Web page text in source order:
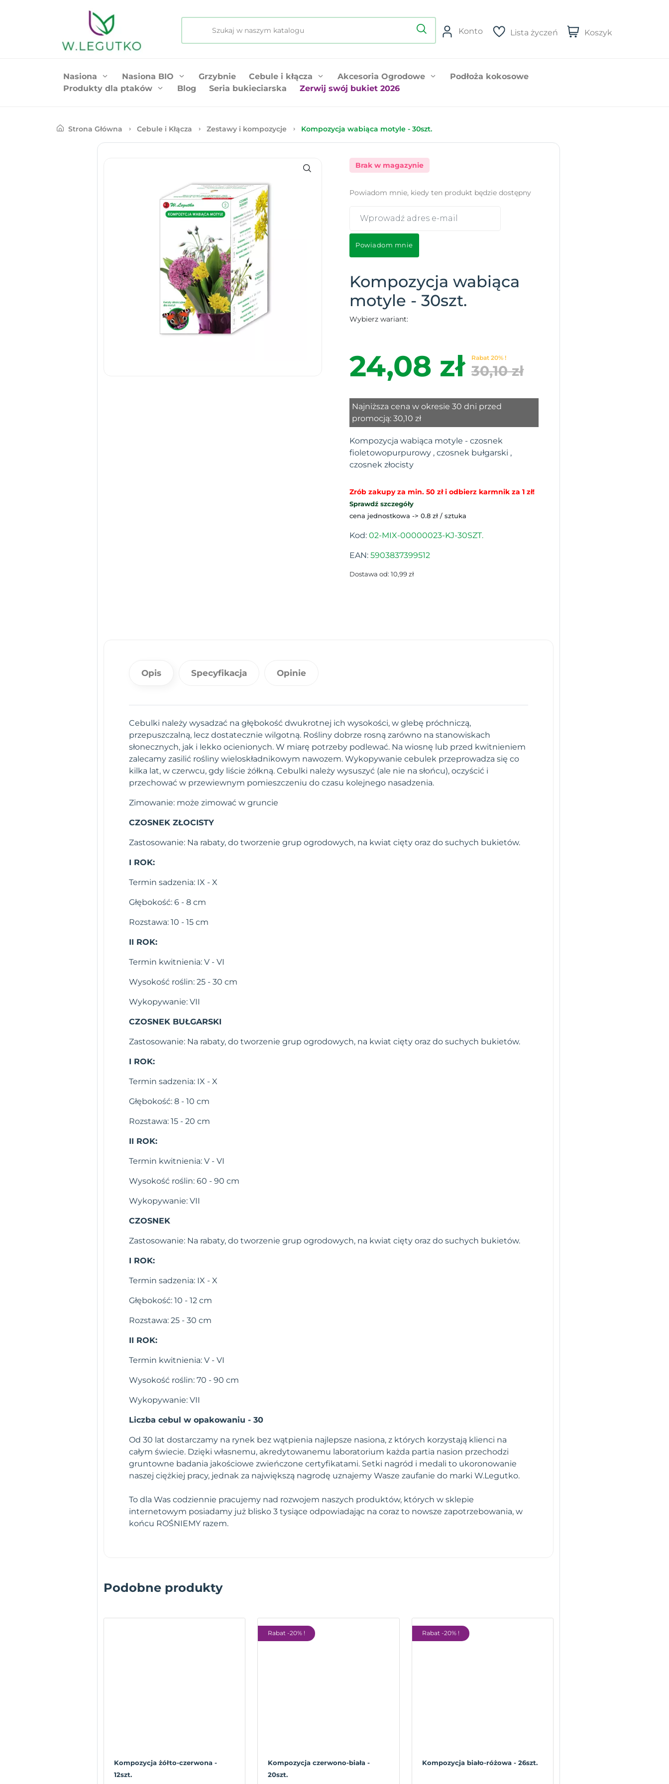
Konto Lista życzeń Koszyk
Nasiona Nasiona BIO Grzybnie Cebule i kłącza Akcesoria Ogrodowe
Podłoża kokosowe
Produkty dla ptaków
Blog Seria bukieciarska Zerwij swój bukiet 2026
Strona Główna Cebule i Kłącza Zestawy i kompozycje Kompozycja wabiąca motyle - 30szt.
Brak w magazynie
Powiadom mnie, kiedy ten produkt będzie dostępny
Powiadom mnie
Kompozycja wabiąca
motyle - 30szt.
Wybierz wariant:
24,08 zł Rabat 20% !
30,10 zł
Najniższa cena w okresie 30 dni przed
promocją: 30,10 zł
Kompozycja wabiąca motyle - czosnek
fioletowopurpurowy , czosnek bułgarski ,
czosnek złocisty
Zrób zakupy za min. 50 zł i odbierz karmnik za 1 zł!
Sprawdź szczegóły
cena jednostkowa -> 0.8 zł / sztuka
Kod: 02-MIX-00000023-KJ-30SZT.
EAN: 5903837399512
Dostawa od: 10,99 zł
Opis Specyfikacja Opinie
Cebulki należy wysadzać na głębokość dwukrotnej ich wysokości, w glebę próchniczą,
przepuszczalną, lecz dostatecznie wilgotną. Rośliny dobrze rosną zarówno na stanowiskach
słonecznych, jak i lekko ocienionych. W miarę potrzeby podlewać. Na wiosnę lub przed kwitnieniem
zalecamy zasilić rośliny wieloskładnikowym nawozem. Wykopywanie cebulek przeprowadza się co
kilka lat, w czerwcu, gdy liście żółkną. Cebulki należy wysuszyć (ale nie na słońcu), oczyścić i
przechować w przewiewnym pomieszczeniu do czasu kolejnego nasadzenia.
Zimowanie: może zimować w gruncie
CZOSNEK ZŁOCISTY
Zastosowanie: Na rabaty, do tworzenie grup ogrodowych, na kwiat cięty oraz do suchych bukietów.
I ROK:
Termin sadzenia: IX - X
Głębokość: 6 - 8 cm
Rozstawa: 10 - 15 cm
II ROK:
Termin kwitnienia: V - VI
Wysokość roślin: 25 - 30 cm
Wykopywanie: VII
CZOSNEK BUŁGARSKI
Zastosowanie: Na rabaty, do tworzenie grup ogrodowych, na kwiat cięty oraz do suchych bukietów.
I ROK:
Termin sadzenia: IX - X
Głębokość: 8 - 10 cm
Rozstawa: 15 - 20 cm
II ROK:
Termin kwitnienia: V - VI
Wysokość roślin: 60 - 90 cm
Wykopywanie: VII
CZOSNEK
Zastosowanie: Na rabaty, do tworzenie grup ogrodowych, na kwiat cięty oraz do suchych bukietów.
I ROK:
Termin sadzenia: IX - X
Głębokość: 10 - 12 cm
Rozstawa: 25 - 30 cm
II ROK:
Termin kwitnienia: V - VI
Wysokość roślin: 70 - 90 cm
Wykopywanie: VII
Liczba cebul w opakowaniu - 30
Od 30 lat dostarczamy na rynek bez wątpienia najlepsze nasiona, z których korzystają klienci na
całym świecie. Dzięki własnemu, akredytowanemu laboratorium każda partia nasion przechodzi
gruntowne badania jakościowe zwieńczone certyfikatami. Setki nagród i medali to ukoronowanie
naszej ciężkiej pracy, jednak za największą nagrodę uznajemy Wasze zaufanie do marki W.Legutko.
To dla Was codziennie pracujemy nad rozwojem naszych produktów, których w sklepie
internetowym posiadamy już blisko 3 tysiące odpowiadając na coraz to nowsze zapotrzebowania, w
końcu ROŚNIEMY razem.
Podobne produkty
Kompozycja żółto-czerwona -
12szt.
Rabat -20% !
Kompozycja czerwono-biała -
20szt.
Rabat -20% !
Kompozycja biało-różowa - 26szt.